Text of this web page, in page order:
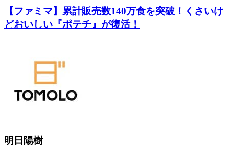
【ファミマ】累計販売数140万食を突破！くさいけ
どおいしい『ポテチ』が復活！
明日陽樹